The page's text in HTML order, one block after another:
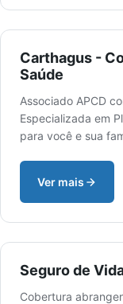
Carthagus -
Saúde
Associado APCD
Especializada em
para você e sua
Ver mais
Seguro de
Cobertura